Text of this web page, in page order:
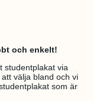
och enkelt!
studentplakat via
välja bland och vi
som är